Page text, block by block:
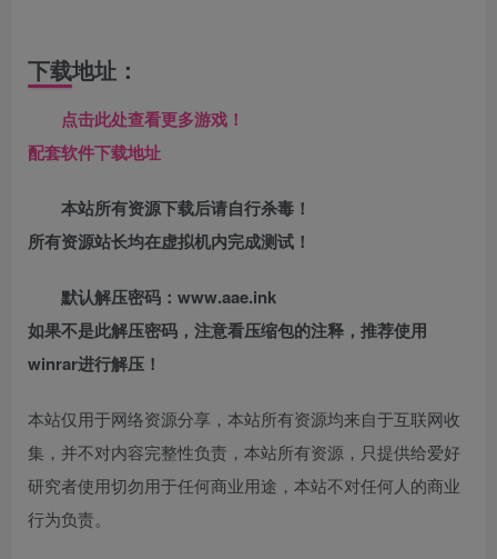
下载地址：
点击此处查看更多游戏！
配套软件下载地址
本站所有资源下载后请自行杀毒！
所有资源站长均在虚拟机内完成测试！
默认解压密码：www.aae.ink
如果不是此解压密码，注意看压缩包的注释，推荐使用
winrar进行解压！
本站仅用于网络资源分享，本站所有资源均来自于互联网收
集，并不对内容完整性负责，本站所有资源，只提供给爱好
研究者使用切勿用于任何商业用途，本站不对任何人的商业
行为负责。